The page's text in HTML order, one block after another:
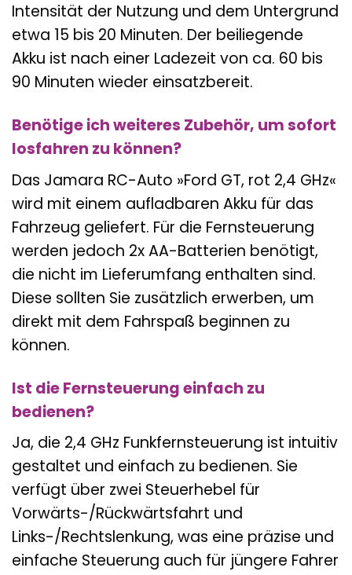
Intensität der Nutzung und dem Untergrund
etwa 15 bis 20 Minuten. Der beiliegende
Akku ist nach einer Ladezeit von ca. 60 bis
90 Minuten wieder einsatzbereit.
Benötige ich weiteres Zubehör, um sofort
losfahren zu können?
Das Jamara RC-Auto »Ford GT, rot 2,4 GHz«
wird mit einem aufladbaren Akku für das
Fahrzeug geliefert. Für die Fernsteuerung
werden jedoch 2x AA-Batterien benötigt,
die nicht im Lieferumfang enthalten sind.
Diese sollten Sie zusätzlich erwerben, um
direkt mit dem Fahrspaß beginnen zu
können.
Ist die Fernsteuerung einfach zu
bedienen?
Ja, die 2,4 GHz Funkfernsteuerung ist intuitiv
gestaltet und einfach zu bedienen. Sie
verfügt über zwei Steuerhebel für
Vorwärts-/Rückwärtsfahrt und
Links-/Rechtslenkung, was eine präzise und
einfache Steuerung auch für jüngere Fahrer